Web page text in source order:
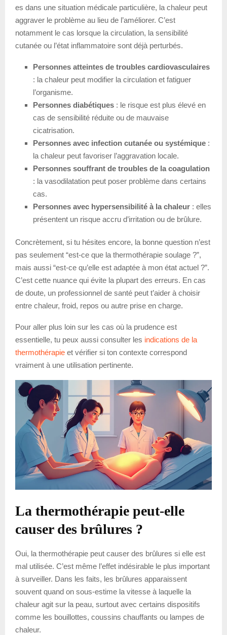
es dans une situation médicale particulière, la chaleur peut
aggraver le problème au lieu de l’améliorer. C’est
notamment le cas lorsque la circulation, la sensibilité
cutanée ou l’état inflammatoire sont déjà perturbés.
Personnes atteintes de troubles cardiovasculaires
: la chaleur peut modifier la circulation et fatiguer
l’organisme.
Personnes diabétiques : le risque est plus élevé en
cas de sensibilité réduite ou de mauvaise
cicatrisation.
Personnes avec infection cutanée ou systémique :
la chaleur peut favoriser l’aggravation locale.
Personnes souffrant de troubles de la coagulation
: la vasodilatation peut poser problème dans certains
cas.
Personnes avec hypersensibilité à la chaleur : elles
présentent un risque accru d’irritation ou de brûlure.
Concrètement, si tu hésites encore, la bonne question n’est
pas seulement “est-ce que la thermothérapie soulage ?”,
mais aussi “est-ce qu’elle est adaptée à mon état actuel ?”.
C’est cette nuance qui évite la plupart des erreurs. En cas
de doute, un professionnel de santé peut t’aider à choisir
entre chaleur, froid, repos ou autre prise en charge.
Pour aller plus loin sur les cas où la prudence est
essentielle, tu peux aussi consulter les indications de la
thermothérapie et vérifier si ton contexte correspond
vraiment à une utilisation pertinente.
La thermothérapie peut-elle
causer des brûlures ?
Oui, la thermothérapie peut causer des brûlures si elle est
mal utilisée. C’est même l’effet indésirable le plus important
à surveiller. Dans les faits, les brûlures apparaissent
souvent quand on sous-estime la vitesse à laquelle la
chaleur agit sur la peau, surtout avec certains dispositifs
comme les bouillottes, coussins chauffants ou lampes de
chaleur.